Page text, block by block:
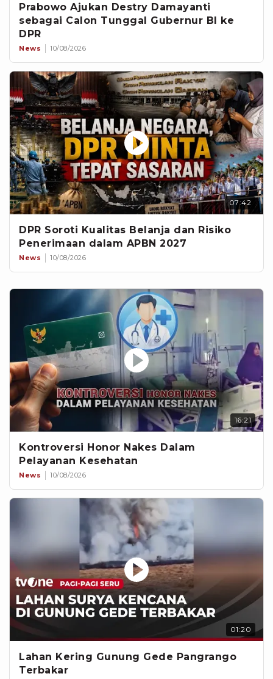
Prabowo Ajukan Destry Damayanti
sebagai Calon Tunggal Gubernur BI ke
DPR
News 10/08/2026
07:42
DPR Soroti Kualitas Belanja dan Risiko
Penerimaan dalam APBN 2027
News 10/08/2026
16:21
Kontroversi Honor Nakes Dalam
Pelayanan Kesehatan
News 10/08/2026
01:20
Lahan Kering Gunung Gede Pangrango
Terbakar